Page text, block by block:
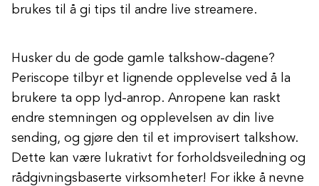
brukes til å gi tips til andre live streamere.
Husker du de gode gamle talkshow-dagene?
Periscope tilbyr et lignende opplevelse ved å la
brukere ta opp lyd-anrop. Anropene kan raskt
endre stemningen og opplevelsen av din live
sending, og gjøre den til et improvisert talkshow.
Dette kan være lukrativt for forholdsveiledning og
rådgivningsbaserte virksomheter! For ikke å nevne